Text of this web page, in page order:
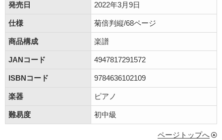
発売日 2022年3月9日
仕様 菊倍判縦/68ページ
商品構成 楽譜
JANコード 4947817291572
ISBNコード 9784636102109
楽器 ピアノ
難易度 初中級
ページトップへ